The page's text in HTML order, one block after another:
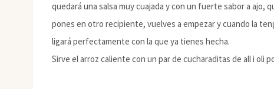
quedará una salsa muy cuajada y con un fuerte sabor a ajo,
pones en otro recipiente, vuelves a empezar y cuando la
ligará perfectamente con la que ya tienes hecha.
Sirve el arroz caliente con un par de cucharaditas de all i oli